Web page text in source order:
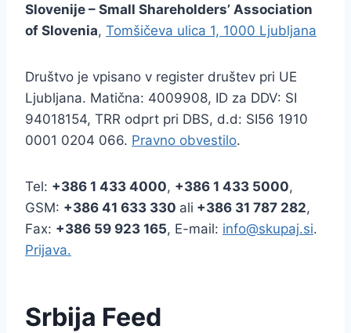
Slovenije – Small Shareholders’ Association
of Slovenia, Tomšičeva ulica 1, 1000 Ljubljana
Društvo je vpisano v register društev pri UE
Ljubljana. Matična: 4009908, ID za DDV: SI
94018154, TRR odprt pri DBS, d.d: SI56 1910
0001 0204 066. Pravno obvestilo.
Tel: +386 1 433 4000, +386 1 433 5000,
GSM: +386 41 633 330 ali +386 31 787 282,
Fax: +386 59 923 165, E-mail: info@skupaj.si.
Prijava.
Srbija Feed